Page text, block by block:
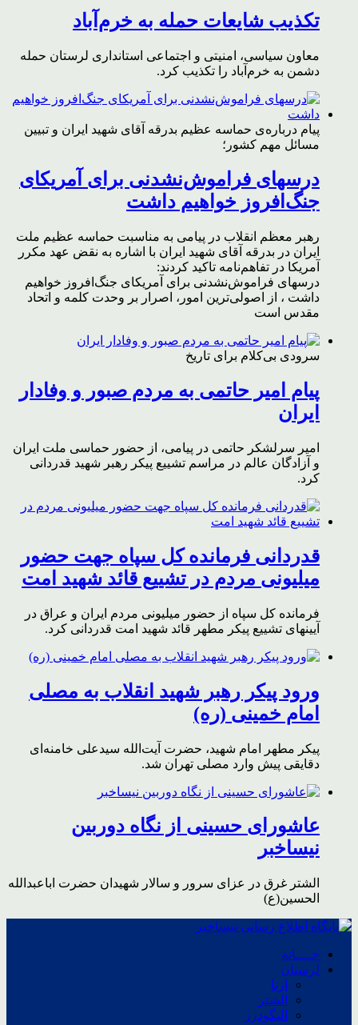
تکذیب شایعات حمله به خرم‌آباد
معاون سیاسی، امنیتی و اجتماعی استانداری لرستان حمله
دشمن به خرم‌آباد را تکذیب کرد.
پیام درباره‌ی حماسه عظیم بدرقه آقای شهید ایران و تبیین
مسائل مهم کشور؛
درسهای فراموش‌نشدنی برای آمریکای
جنگ‌افروز خواهیم داشت
رهبر معظم انقلاب در پیامی به مناسبت حماسه عظیم ملت
ایران در بدرقه آقای شهید ایران با اشاره به نقض عهد مکرر
آمریکا در تفاهم‌نامه تاکید کردند:
درسهای فراموش‌نشدنی برای آمریکای جنگ‌افروز خواهیم
داشت ، از اصولی‌ترین امور، اصرار بر وحدت کلمه و اتحاد
مقدس است
سرودی بی‌کلام برای تاریخ
پیام امیر حاتمی به مردم صبور و وفادار
ایران
امیر سرلشکر حاتمی در پیامی، از حضور حماسی ملت ایران
و آزادگان عالم در مراسم تشییع پیکر رهبر شهید قدردانی
کرد.
قدردانی فرمانده کل سپاه جهت حضور
میلیونی مردم در تشییع قائد شهید امت
فرمانده کل سپاه از حضور میلیونی مردم ایران و عراق در
آیینهای تشییع پیکر مطهر قائد شهید امت قدردانی کرد.
ورود پیکر رهبر شهید انقلاب به مصلی
امام خمینی (ره)
پیکر مطهر امام شهید،‌ حضرت آیت‌الله سیدعلی خامنه‌ای
دقایقی پیش وارد مصلی تهران شد.
عاشورای حسینی از نگاه دوربین
نیساخبر
الشتر غرق در عزای سرور و سالار شهیدان حضرت اباعبدالله
الحسین(ع)
خــــانه
لرستان
ازنا
الشتر
الیگودرز